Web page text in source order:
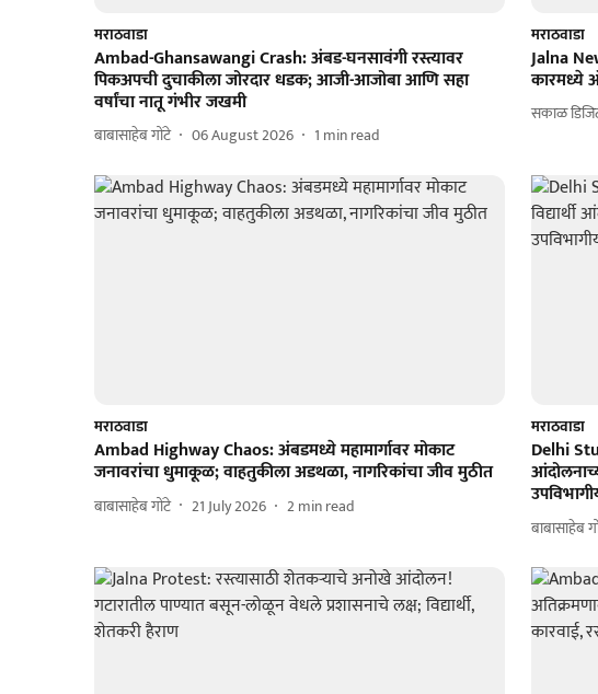
मराठवाडा
Ambad-Ghansawangi Crash: अंबड-घनसावंगी रस्त्यावर
पिकअपची दुचाकीला जोरदार धडक; आजी-आजोबा आणि सहा
वर्षांचा नातू गंभीर जखमी
बाबासाहेब गोंटे 06 August 2026 1 min read
मराठवाडा
Jalna
कारमध्ये
सकाळ
मराठवाडा
Ambad Highway Chaos: अंबडमध्ये महामार्गावर मोकाट
जनावरांचा धुमाकूळ; वाहतुकीला अडथळा, नागरिकांचा जीव मुठीत
बाबासाहेब गोंटे 21 July 2026 2min read
मराठवाडा
Delhi
बाबासाहेब